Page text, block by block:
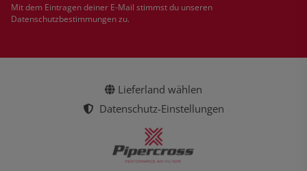
Mit dem Eintragen deiner E-Mail stimmst du unseren
Datenschutzbestimmungenzu.
Lieferland wählen
Datenschutz-Einstellungen